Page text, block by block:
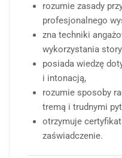
rozumie zasady
profesjonalnego
zna techniki
wykorzystania
posiada wiedzę
i intonacją,
rozumie sposoby
tremą i trudnymi
otrzymuje
zaświadczenie.